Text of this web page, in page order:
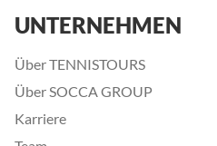
UNTERNEHMEN
Über TENNISTOURS
Über SOCCA GROUP
Karriere